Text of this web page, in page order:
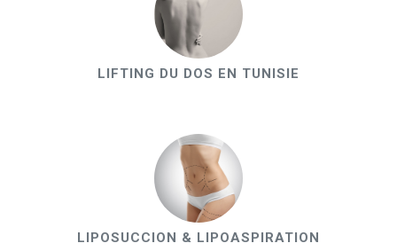
LIFTING DU DOS EN TUNISIE
LIPOSUCCION & LIPOASPIRATION